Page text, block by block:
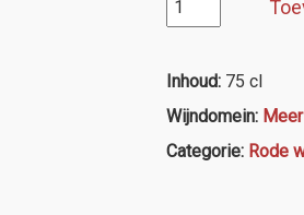
Ribera
Rectoral
do
Amandi
"Manolo
Arnayo"
Inhoud: 75 cl
Wijndomein:
Categorie: Rode